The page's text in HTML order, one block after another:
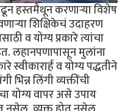
हस्तमैथून करणार्‍या विशेष
शिक्षिकेचं उदाहरण
व योग्य प्रकारे त्यांचा
लहानपणापासून मुलांना
व योग्य पद्धतीने
भिन्न लिंगी व्यक्तींची
योग्य वापर असे उपाय